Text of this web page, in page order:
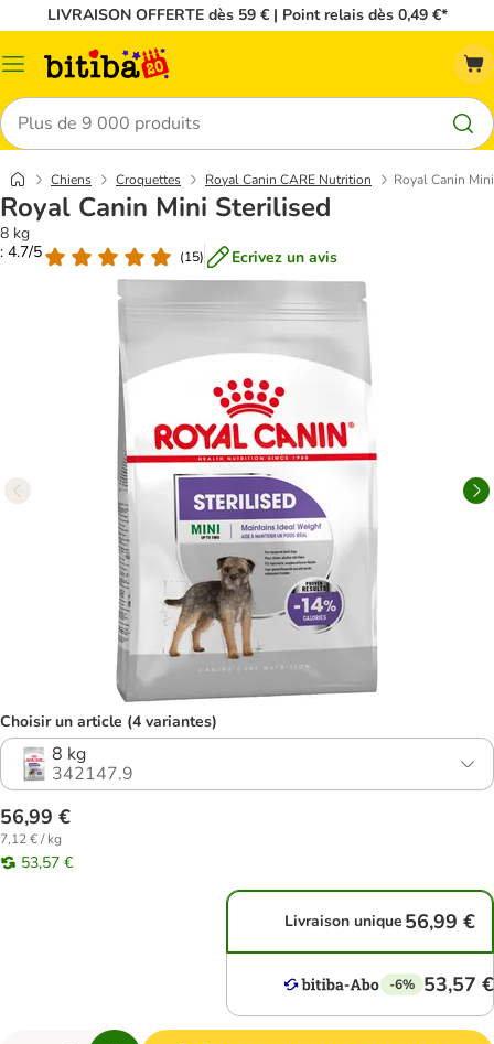
LIVRAISON OFFERTE dès 59 € | Point relais dès 0,49 €*
Menu
Rechercher
Chiens Croquettes Royal Canin CARE Nutrition Royal Canin
Royal Canin Mini Sterilised
8 kg
: 4.7/5
(15) Ecrivez un avis
Choisir un article (4 variantes)
8 kg
342147.9
56,99 €
7,12 € / kg
53,57 €
Livraison unique 56,99 €
-6% 53,57 €